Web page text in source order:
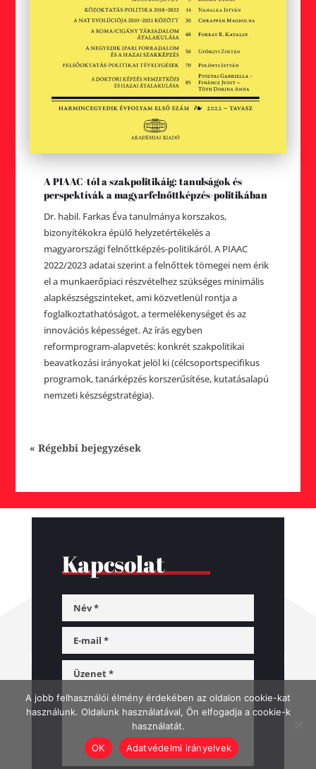
A PIAAC-tól a szakpolitikáig: tanulságok és
perspektívák a magyarfelnőttképzés-politikában
Dr. habil. Farkas Éva tanulmánya korszakos,
bizonyítékokra épülő helyzetértékelés a
magyarországi felnőttképzés-politikáról. A PIAAC
2022/2023 adatai szerint a felnőttek tömegei nem érik
el a munkaerőpiaci részvételhez szükséges minimális
alapkészségszinteket, ami közvetlenül rontja a
foglalkoztathatóságot, a termelékenységet és az
innovációs képességet. Az írás egyben
reformprogram-alapvetés: konkrét szakpolitikai
beavatkozási irányokat jelöl ki (célcsoportspecifikus
programok, tanárképzés korszerűsítése, kutatásalapú
nemzeti készségstratégia).
« Régebbi bejegyzések
Kapcsolat
A jobb felhasználói élmény érdekében az oldalon cookie-kat
használunk. Oldalunk használatával, Ön elfogadja a cookie-k
használatát.
OK
Adatvédelmi irányelvek